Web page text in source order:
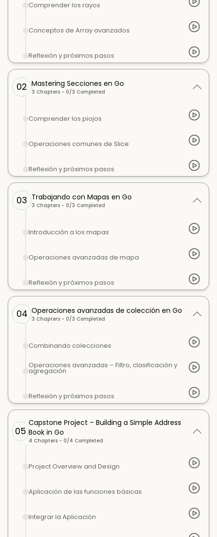
Comprender los rayos
Conceptos de Array avanzados
Reflexión y próximos pasos
02 Mastering Secciones en Go
3 Chapters - 0/3 Completed
Comprender los piojos
Operaciones comunes de Slice
Reflexión y próximos pasos
03 Trabajando con Mapas en Go
3 Chapters - 0/3 Completed
Introducción a los mapas
Operaciones avanzadas de mapa
Reflexión y próximos pasos
04 Operaciones avanzadas de colección en Go
3 Chapters - 0/3 Completed
Combinando colecciones
Operaciones avanzadas – Filtro, clasificación y
agregación
Reflexión y próximos pasos
05
Capstone Project – Building a Simple Address
Book in Go
4 Chapters - 0/4 Completed
Project Overview and Design
Aplicación de las funciones básicas
Integrar la Aplicación